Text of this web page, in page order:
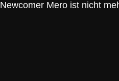
Newcomer Mero ist nicht